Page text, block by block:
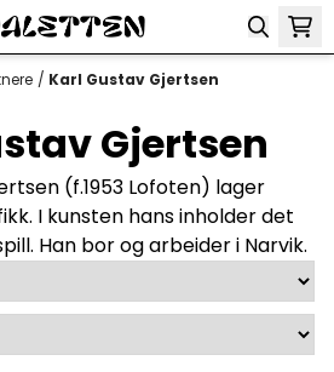
/ Karl Gustav Gjertsen
Gjertsen
(f.1953 Lofoten) lager
I kunsten hans inholder det
Han bor og arbeider i Narvik.